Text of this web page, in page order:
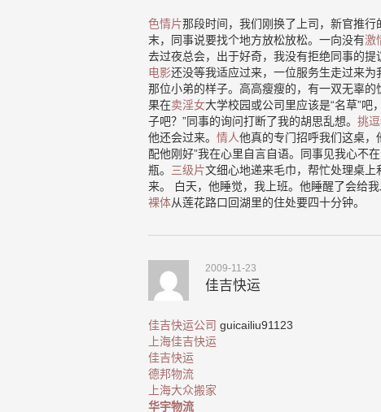
色情片那段时间，我们刚换了上司，新官推行
末，同事说要找个地方放松放松。一向没有激
去过夜总会，出于好奇，我没有拒绝同事的提
电影还没等我适应过来，一位服务生走过来为
那位小弟的样子。高高瘦瘦的，有一双无辜的
果在卖淫女大学校园或公司里应该是“名草”吧
子吧？”同事的询问打断了我的胡思乱想。 挑逗
他还会过来。 情人他真的专门招呼我们这桌，
配他刚好”我在心里自言自语。同事见我心不在
瓶。 三级片文细心地递来毛巾，帮忙处理桌上
来。 白天，他睡觉，我上班。他睡醒了会给我
裸体从莲花路口回湖里的住处要四十分钟。
2009-11-23
佳吉快运
佳吉快运公司 guicailiu91123
上海佳吉快运
佳吉快运
德邦物流
上海大众搬家
华宇物流